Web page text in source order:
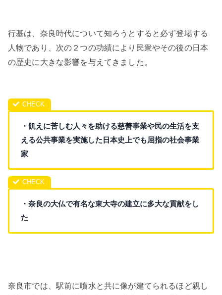
行基は、奈良時代について知ろうとすると必ず登場する
人物であり、次の２つの功績により民衆やその後の日本
の歴史に大きな影響を与えてきました。
・飢えに苦しむ人々を助ける慈善事業や民の生活を支
える公共事業を実施した日本史上でも屈指の社会事業
家
・奈良の大仏で有名な東大寺の建立に多大な貢献をし
た
奈良市では、駅前に噴水と共に像が建てられるほど親し